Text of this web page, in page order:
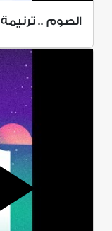
الصوم ..